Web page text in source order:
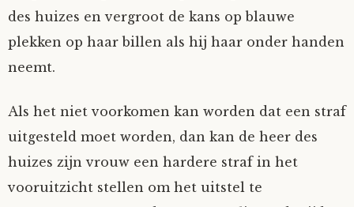
des huizes en vergroot de kans op blauwe
plekken op haar billen als hij haar onder handen
neemt.
Als het niet voorkomen kan worden dat een straf
uitgesteld moet worden, dan kan de heer des
huizes zijn vrouw een hardere straf in het
vooruitzicht stellen om het uitstel te